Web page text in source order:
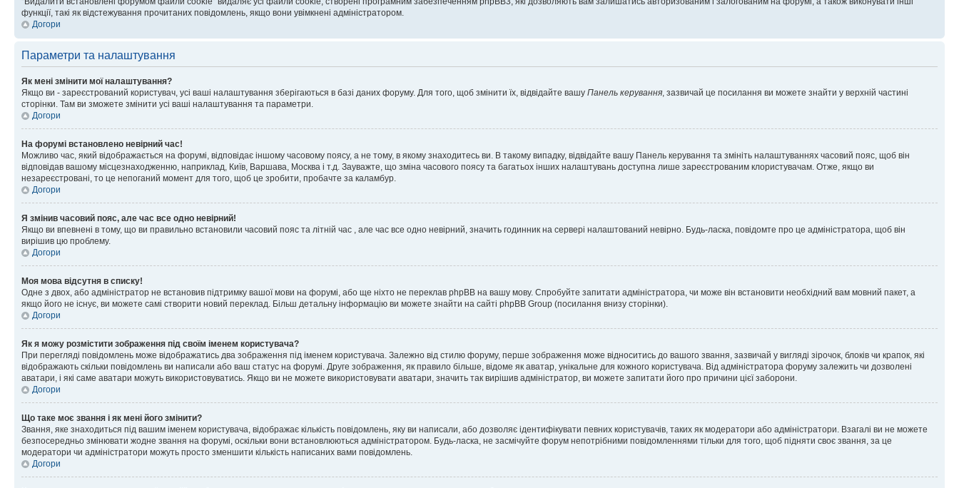
функції, такі як відстежування прочитаних повідомлень, якщо вони увімкнені адміністратором.
Догори
Параметри та налаштування
Як мені змінити мої налаштування?
Якщо ви - зареєстрований користувач, усі ваші налаштування зберігаються в базі даних форуму. Для того, щоб змінити їх, відвідайте вашу Панель керування, зазвичай це посилання ви можете знайти у верхній частині
сторінки. Там ви зможете змінити усі ваші налаштування та параметри.
Догори
На форумі встановлено невірний час!
Можливо час, який відображається на форумі, відповідає іншому часовому поясу, а не тому, в якому знаходитесь ви. В такому випадку, відвідайте вашу Панель керування та змініть налаштуваннях часовий пояс, щоб він
відповідав вашому місцезнаходженню, наприклад, Київ, Варшава, Москва і т.д. Зауважте, що зміна часового поясу та багатьох інших налаштувань доступна лише зареєстрованим клористувачам. Отже, якщо ви
незареєстровані, то це непоганий момент для того, щоб це зробити, пробачте за каламбур.
Догори
Я змінив часовий пояс, але час все одно невірний!
Якщо ви впевнені в тому, що ви правильно встановили часовий пояс та літній час , але час все одно невірний, значить годинник на сервері налаштований невірно. Будь-ласка, повідомте про це адміністратора, щоб він
вирішив цю проблему.
Догори
Моя мова відсутня в списку!
Одне з двох, або адміністратор не встановив підтримку вашої мови на форумі, або ще ніхто не переклав phpBB на вашу мову. Спробуйте запитати адміністратора, чи може він встановити необхідний вам мовний пакет, а
якщо його не існує, ви можете самі створити новий переклад. Більш детальну інформацію ви можете знайти на сайті phpBB Group (посилання внизу сторінки).
Догори
Як я можу розмістити зображення під своїм іменем користувача?
При перегляді повідомлень може відображатись два зображення під іменем користувача. Залежно від стилю форуму, перше зображення може відноситись до вашого звання, зазвичай у вигляді зірочок, блоків чи крапок, які
відображають скільки повідомлень ви написали або ваш статус на форумі. Друге зображення, як правило більше, відоме як аватар, унікальне для кожного користувача. Від адміністратора форуму залежить чи дозволені
аватари, і які саме аватари можуть використовуватись. Якщо ви не можете використовувати аватари, значить так вирішив адміністратор, ви можете запитати його про причини цієї заборони.
Догори
Що таке моє звання і як мені його змінити?
Звання, яке знаходиться під вашим іменем користувача, відображає кількість повідомлень, яку ви написали, або дозволяє ідентифікувати певних користувачів, таких як модератори або адміністратори. Взагалі ви не можете
безпосередньо змінювати жодне звання на форумі, оскільки вони встановлюються адміністратором. Будь-ласка, не засмічуйте форум непотрібними повідомленнями тільки для того, щоб підняти своє звання, за це
модератори чи адміністратори можуть просто зменшити кількість написаних вами повідомлень.
Догори